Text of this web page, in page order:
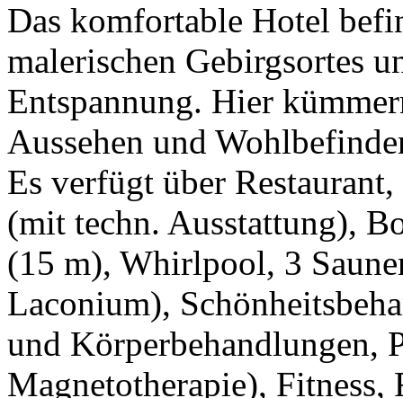
Das komfortable Hotel
malerischen Gebirgsortes
Entspannung. Hier
Aussehen und
Es verfügt über
(mit techn. Ausstattung),
(15 m), Whirlpool, 3
Laconium),
und Körperbehandlungen,
Magnetotherapie), Fitness,